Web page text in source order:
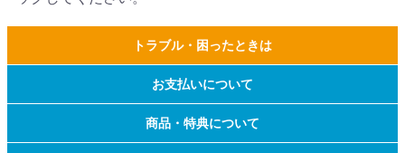
トラブル・困ったときは
お支払いについて
商品・特典について